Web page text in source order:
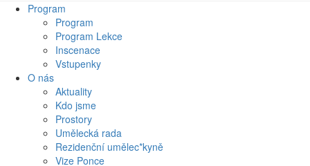
Program
Program
Program Lekce
Inscenace
Vstupenky
O nás
Aktuality
Kdo jsme
Prostory
Umělecká rada
Rezidenční umělec*kyně
Vize Ponce